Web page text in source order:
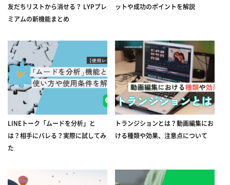
友だちリストから消せる？ LYPプレ
ミアムの新機能まとめ
ットや成功のポイントを解説
LINEトーク「ムードを分析」と
は？相手にバレる？実際に試してみ
た
トランジションとは？動画編集にお
ける種類や効果、注意点について